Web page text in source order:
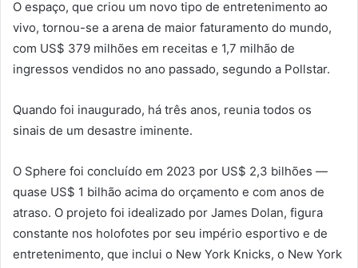
O espaço, que criou um novo tipo de entretenimento ao
vivo, tornou-se a arena de maior faturamento do mundo,
com US$ 379 milhões em receitas e 1,7 milhão de
ingressos vendidos no ano passado, segundo a Pollstar.
Quando foi inaugurado, há três anos, reunia todos os
sinais de um desastre iminente.
O Sphere foi concluído em 2023 por US$ 2,3 bilhões —
quase US$ 1 bilhão acima do orçamento e com anos de
atraso. O projeto foi idealizado por James Dolan, figura
constante nos holofotes por seu império esportivo e de
entretenimento, que inclui o New York Knicks, o New York